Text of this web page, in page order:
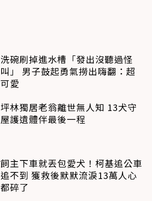
洗碗刷掉進水槽「發出沒聽過怪
叫」 男子鼓起勇氣撈出嗨翻：超
可愛
坪林獨居老翁離世無人知 13犬守
屋護遺體伴最後一程
飼主下車就丟包愛犬！柯基追公車
追不到 獲救後默默流淚13萬人心
都碎了